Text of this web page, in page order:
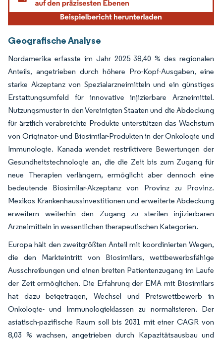
Geografische Analyse
Nordamerika erfasste im Jahr 2025 38,40 % des regionalen
Anteils, angetrieben durch höhere Pro-Kopf-Ausgaben, eine
starke Akzeptanz von Spezialarzneimitteln und ein günstiges
Erstattungsumfeld für innovative injizierbare Arzneimittel.
Nutzungsmuster in den Vereinigten Staaten und die Abdeckung
für ärztlich verabreichte Produkte unterstützen das Wachstum
von Originator- und Biosimilar-Produkten in der Onkologie und
Immunologie. Kanada wendet restriktivere Bewertungen der
Gesundheitstechnologie an, die die Zeit bis zum Zugang für
neue Therapien verlängern, ermöglicht aber dennoch eine
bedeutende Biosimilar-Akzeptanz von Provinz zu Provinz.
Mexikos Krankenhaussinvestitionen und erweiterte Abdeckung
erweitern weiterhin den Zugang zu sterilen injizierbaren
Arzneimitteln in wesentlichen therapeutischen Kategorien.
Europa hält den zweitgrößten Anteil mit koordinierten Wegen,
die den Markteintritt von Biosimilars, wettbewerbsfähige
Ausschreibungen und einen breiten Patientenzugang im Laufe
der Zeit ermöglichen. Die Erfahrung der EMA mit Biosimilars
hat dazu beigetragen, Wechsel und Preiswettbewerb in
Onkologie- und Immunologieklassen zu normalisieren. Der
asiatisch-pazifische Raum soll bis 2031 mit einer CAGR von
8,03 % wachsen, angetrieben durch Kapazitätsausbau und